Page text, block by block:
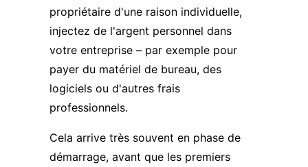
propriétaire d'une raison individuelle,
injectez de l'argent personnel dans
votre entreprise – par exemple pour
payer du matériel de bureau, des
logiciels ou d'autres frais
professionnels.
Cela arrive très souvent en phase de
démarrage, avant que les premiers